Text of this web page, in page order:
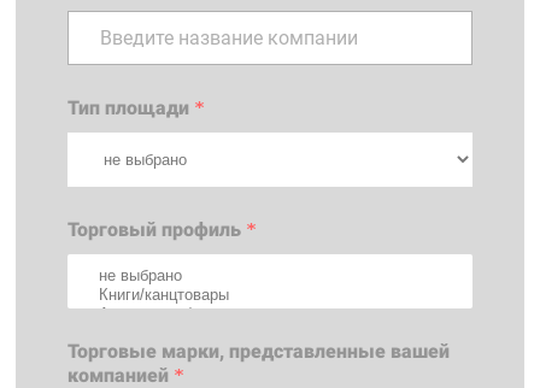
Тип площади *
Торговый профиль *
Торговые марки, представленные вашей
компанией *